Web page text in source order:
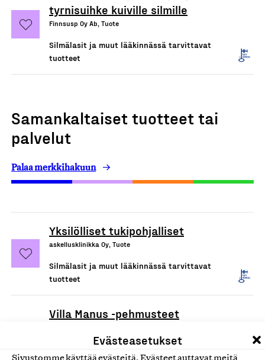
Evästeasetukset
Sivustomme käyttää evästeitä. Evästeet auttavat meitä
tyrnisuihke kuiville silmille
Finnsusp Oy Ab, Tuote
Silmälasit ja muut lääkinnässä tarvittavat
tuotteet
Samankaltaiset tuotteet tai
palvelut
Palaa merkkihakuun
Yksilölliset tukipohjalliset
askellusklinikka Oy, Tuote
Silmälasit ja muut lääkinnässä tarvittavat
tuotteet
Villa Manus -pehmusteet